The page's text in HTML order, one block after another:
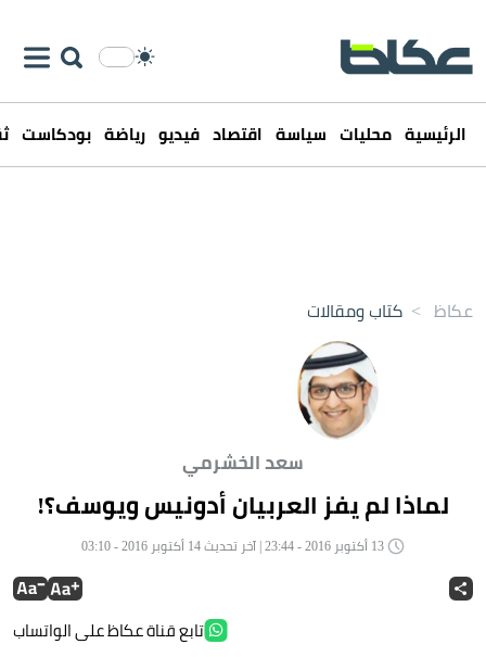
الرئيسية محليات سياسة اقتصاد فيديو رياضة بودكاست
عكاظ > كتاب ومقالات
سعد الخشرمي
لماذا لم يفز العربيان أدونيس ويوسف؟!
تابع قناة عكاظ على الواتساب